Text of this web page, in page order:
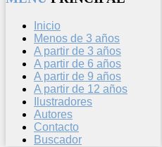
Inicio
Menos de 3 años
A partir de 3 años
A partir de 6 años
A partir de 9 años
A partir de 12 años
Ilustradores
Autores
Contacto
Buscador